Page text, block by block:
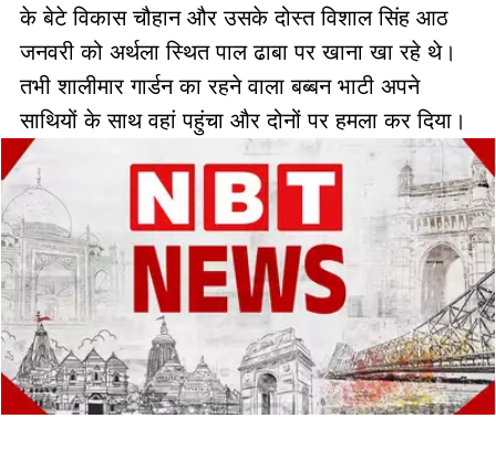
के बेटे विकास चौहान और उसके दोस्त विशाल सिंह आठ
जनवरी को अर्थला स्थित पाल ढाबा पर खाना खा रहे थे।
तभी शालीमार गार्डन का रहने वाला बब्बन भाटी अपने
साथियों के साथ वहां पहुंचा और दोनों पर हमला कर दिया।